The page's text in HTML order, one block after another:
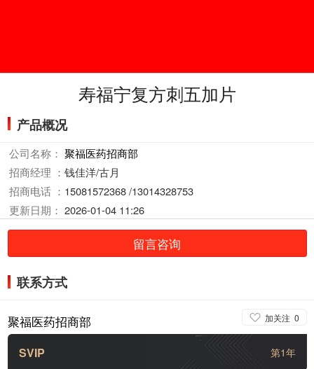
寿福宁复方刺五加片
产品概况
公司名称： 聚福医药招商部
招商经理 ： 钱佳洋/古月
招商电话 ： 15081572368 /13014328753
更新日期： 2026-01-04 11:26
留言咨询
联系方式
加关注 0
聚福医药招商部
SVIP 第1年